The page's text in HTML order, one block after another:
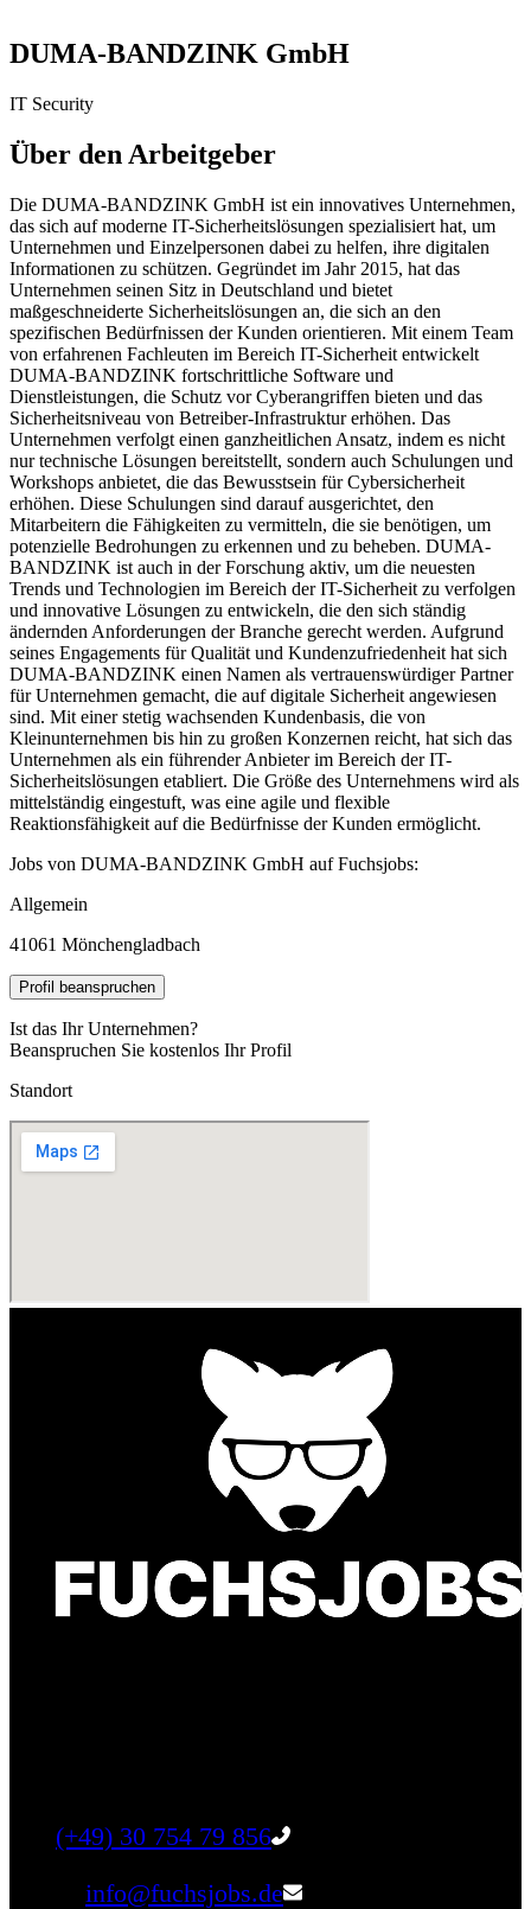
DUMA-BANDZINK GmbH
IT Security
Über den Arbeitgeber
Die DUMA-BANDZINK GmbH ist ein innovatives Unternehmen,
das sich auf moderne IT-Sicherheitslösungen spezialisiert hat, um
Unternehmen und Einzelpersonen dabei zu helfen, ihre digitalen
Informationen zu schützen. Gegründet im Jahr 2015, hat das
Unternehmen seinen Sitz in Deutschland und bietet
maßgeschneiderte Sicherheitslösungen an, die sich an den
spezifischen Bedürfnissen der Kunden orientieren. Mit einem Team
von erfahrenen Fachleuten im Bereich IT-Sicherheit entwickelt
DUMA-BANDZINK fortschrittliche Software und
Dienstleistungen, die Schutz vor Cyberangriffen bieten und das
Sicherheitsniveau von Betreiber-Infrastruktur erhöhen. Das
Unternehmen verfolgt einen ganzheitlichen Ansatz, indem es nicht
nur technische Lösungen bereitstellt, sondern auch Schulungen und
Workshops anbietet, die das Bewusstsein für Cybersicherheit
erhöhen. Diese Schulungen sind darauf ausgerichtet, den
Mitarbeitern die Fähigkeiten zu vermitteln, die sie benötigen, um
potenzielle Bedrohungen zu erkennen und zu beheben. DUMA-
BANDZINK ist auch in der Forschung aktiv, um die neuesten
Trends und Technologien im Bereich der IT-Sicherheit zu verfolgen
und innovative Lösungen zu entwickeln, die den sich ständig
ändernden Anforderungen der Branche gerecht werden. Aufgrund
seines Engagements für Qualität und Kundenzufriedenheit hat sich
DUMA-BANDZINK einen Namen als vertrauenswürdiger Partner
für Unternehmen gemacht, die auf digitale Sicherheit angewiesen
sind. Mit einer stetig wachsenden Kundenbasis, die von
Kleinunternehmen bis hin zu großen Konzernen reicht, hat sich das
Unternehmen als ein führender Anbieter im Bereich der IT-
Sicherheitslösungen etabliert. Die Größe des Unternehmens wird als
mittelständig eingestuft, was eine agile und flexible
Reaktionsfähigkeit auf die Bedürfnisse der Kunden ermöglicht.
Jobs von DUMA-BANDZINK GmbH auf Fuchsjobs:
Allgemein
41061 Mönchengladbach
Profil beanspruchen
Ist das Ihr Unternehmen?
Beanspruchen Sie kostenlos Ihr Profil
Standort
(+49) 30 754 79 856
info@fuchsjobs.de